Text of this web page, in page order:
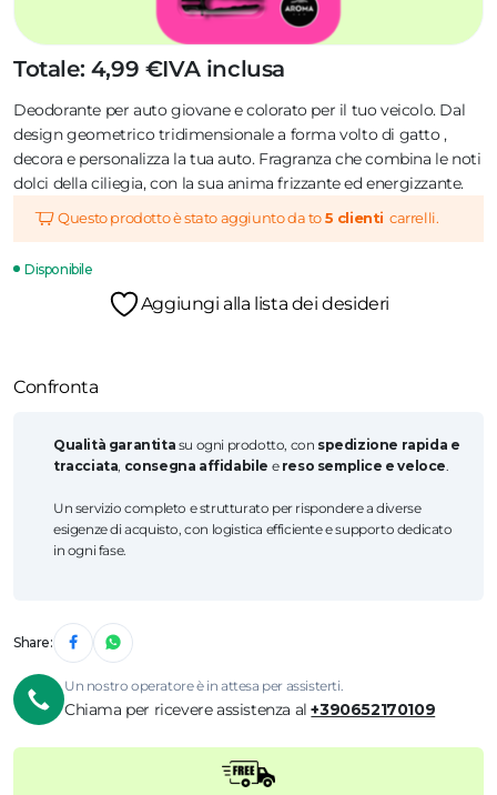
IVA inclusa
Totale: 4,99 €
Deodorante per auto giovane e colorato per il tuo veicolo. Dal
design geometrico tridimensionale a forma volto di gatto ,
decora e personalizza la tua auto. Fragranza che combina le noti
dolci della ciliegia, con la sua anima frizzante ed energizzante.
Questo prodotto è stato aggiunto da to5 clienti carrelli.
Disponibile
Aggiungi alla lista dei desideri
Confronta
Qualità garantita su ogni prodotto, con spedizione rapida e
tracciata, consegna affidabile e reso semplice e veloce.
Un servizio completo e strutturato per rispondere a diverse
esigenze di acquisto, con logistica efficiente e supporto dedicato
in ogni fase.
Share:
Un nostro operatore è in attesa per assisterti.
Chiama per ricevere assistenza al+390652170109